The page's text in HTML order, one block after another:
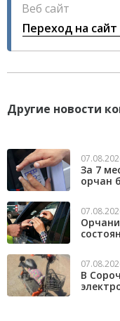
Веб сайт
Переход на
Другие новости
За 7
орчан
В